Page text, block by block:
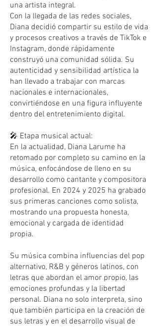
una artista integral.
Con la llegada de las redes sociales,
Diana decidió compartir su estilo de vida
y procesos creativos a través de TikTok e
Instagram, donde rápidamente
construyó una comunidad sólida. Su
autenticidad y sensibilidad artística la
han llevado a trabajar con marcas
nacionales e internacionales,
convirtiéndose en una figura influyente
dentro del entretenimiento digital.
🎤 Etapa musical actual:
En la actualidad, Diana Larume ha
retomado por completo su camino en la
música, enfocándose de lleno en su
desarrollo como cantante y compositora
profesional. En 2024 y 2025 ha grabado
sus primeras canciones como solista,
mostrando una propuesta honesta,
emocional y cargada de identidad
propia.
Su música combina influencias del pop
alternativo, R&B y géneros latinos, con
letras que abordan el amor propio, las
emociones profundas y la libertad
personal. Diana no solo interpreta, sino
que también participa en la creación de
sus letras y en el desarrollo visual de